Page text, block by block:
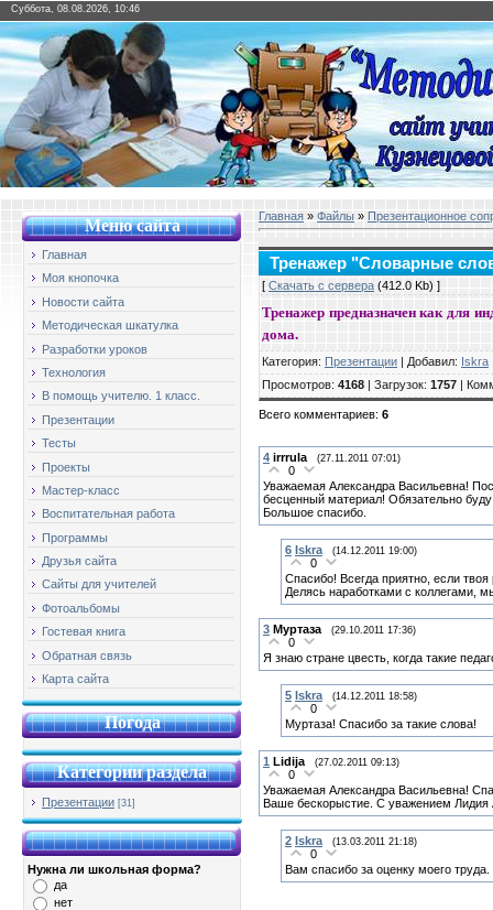
Суббота, 08.08.2026, 10:46
Меню сайта
Главная
Моя кнопочка
Новости сайта
Методическая шкатулка
Разработки уроков
Технология
В помощь учителю. 1 класс.
Презентации
Тесты
Проекты
Мастер-класс
Воспитательная работа
Программы
Друзья сайта
Сайты для учителей
Фотоальбомы
Гостевая книга
Обратная связь
Карта сайта
Погода
Категории раздела
Презентации [31]
Нужна ли школьная форма?
да
нет
Главная » Файлы » Презентационное
Тренажер "Словарные
[ Скачать с сервера (412.0 Kb) ]
Тренажер предназначен как для
дома.
Категория: Презентации | Добавил: Iskra
Просмотров: 4168 | Загрузок: 1757 |
Всего комментариев: 6
4 irrrula (27.11.2011 07:01)
0
Уважаемая Александра Васильевна!
бесценный материал! Обязательно
Большое спасибо.
6 Iskra (14.12.2011 19:00)
0
Спасибо! Всегда приятно, если
Делясь наработками с коллегами,
3 Муртаза (29.10.2011 17:36)
0
Я знаю стране цвесть, когда такие
5 Iskra (14.12.2011 18:58)
0
Муртаза! Спасибо за такие слова!
1 Lidija (27.02.2011 09:13)
0
Уважаемая Александра Васильевна!
Ваше бескорыстие. С уважением Лидия
2 Iskra (13.03.2011 21:18)
0
Вам спасибо за оценку моего труда.